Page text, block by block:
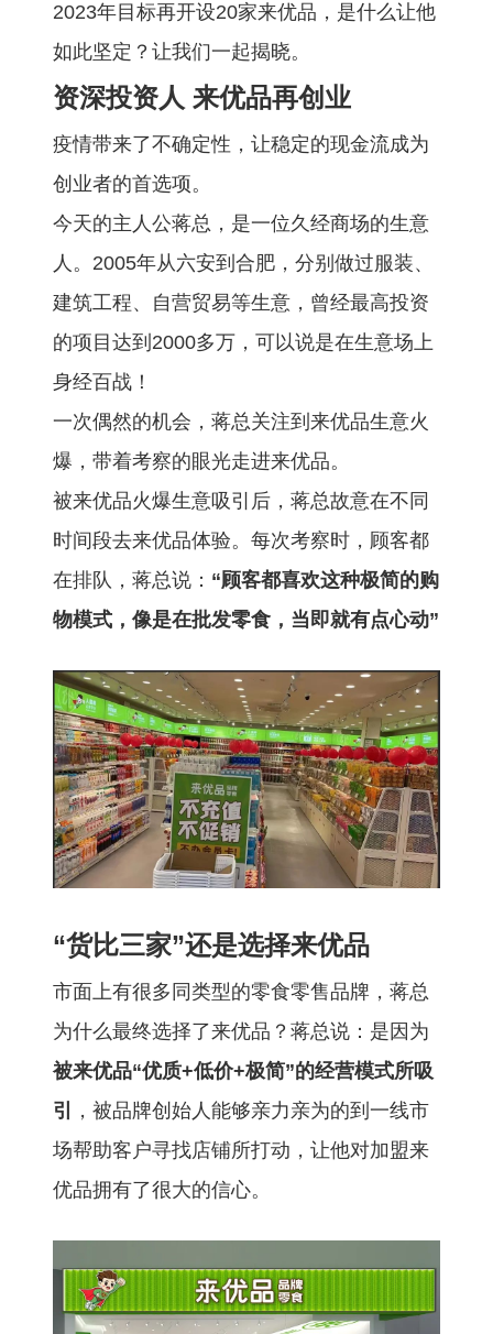
2023年目标再开设20家来优品，是什么让他
如此坚定？让我们一起揭晓。
资深投资人 来优品再创业
疫情带来了不确定性，让稳定的现金流成为
创业者的首选项。
今天的主人公蒋总，是一位久经商场的生意
人。2005年从六安到合肥，分别做过服装、
建筑工程、自营贸易等生意，曾经最高投资
的项目达到2000多万，可以说是在生意场上
身经百战！
一次偶然的机会，蒋总关注到来优品生意火
爆，带着考察的眼光走进来优品。
被来优品火爆生意吸引后，蒋总故意在不同
时间段去来优品体验。每次考察时，顾客都
在排队，蒋总说： “顾客都喜欢这种极简的购
物模式，像是在批发零食，当即就有点心动”
“货比三家”还是选择来优品
市面上有很多同类型的零食零售品牌，蒋总
为什么最终选择了来优品？蒋总说：是因为
被来优品“优质+低价+极简”的经营模式所吸
引
，被品牌创始人能够亲力亲为的到一线市
场帮助客户寻找店铺所打动，让他对加盟来
优品拥有了很大的信心。